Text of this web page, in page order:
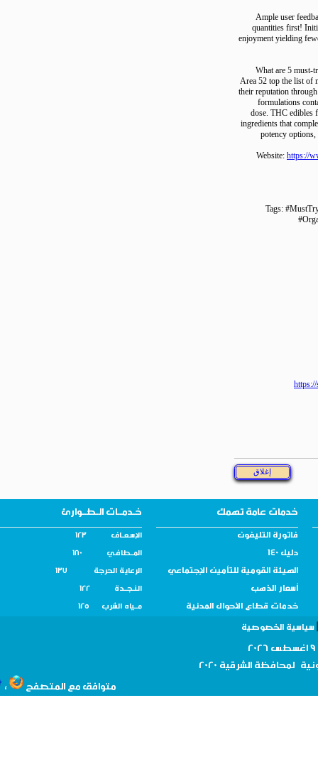
Ample user
quantities
enjoyment
What are 5
Area 52 top the
their reputation
formulations
dose. THC
ingredients that
potency
Website:
Tags:
خدمات عامة تهمك خـدمــات الـطــوارئ
فاتورة التليفون الإسـعــاف 123
دليل 140 المــطافـي 180
الهيئة القومية للتأمين الإجتماعي الرعاية الحرجة 137
أسعار الذهب النـجــدة 122
خدمات قطاع الأحوال المدنية مــياه الشرب 125
الخصوصية
لمحافظةالشرقية 2020
متوافق مع المتصفح ،